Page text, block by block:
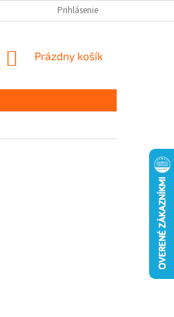
Prihlásenie
NÁKUPNÝ
Prázdny košík